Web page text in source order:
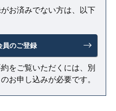
お済みでない方は、以下
員のご登録
をご覧いただくには、別
お申し込みが必要です。